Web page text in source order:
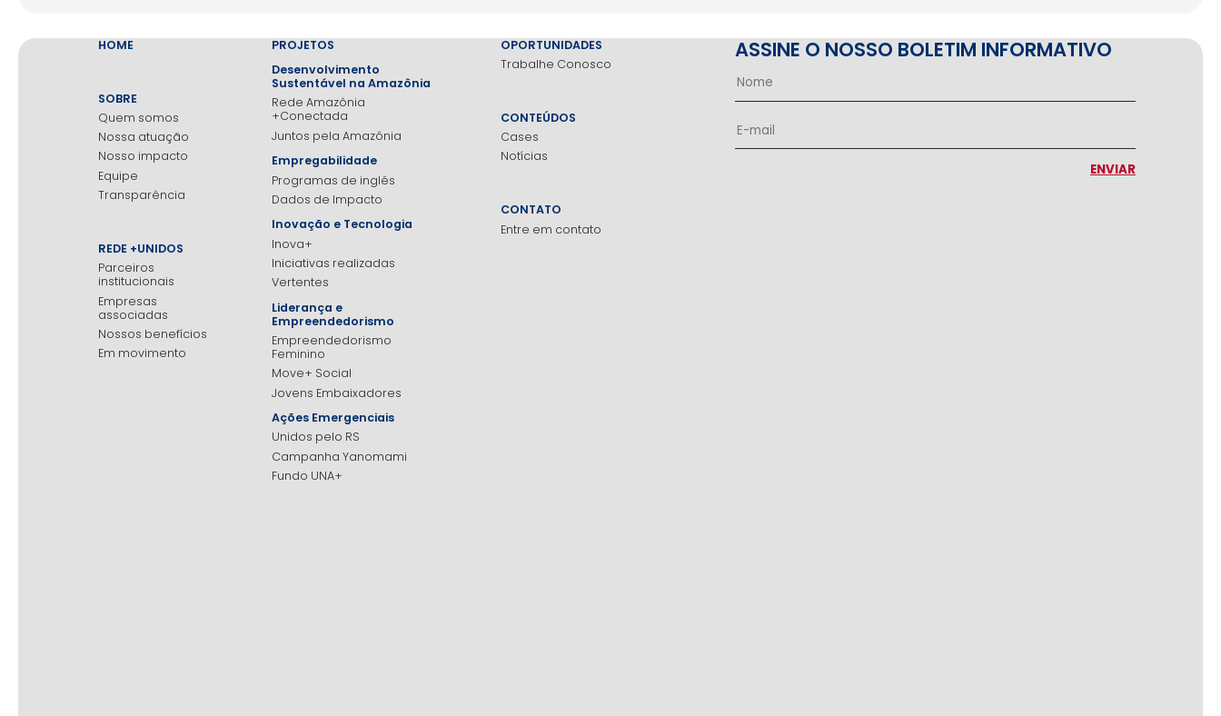
HOME
SOBRE
Quem somos
Nossa atuação
Nosso impacto
Equipe
Transparência
REDE +UNIDOS
Parceiros
institucionais
Empresas
associadas
Nossos benefícios
Em movimento
PROJETOS
Desenvolvimento
Sustentável na Amazônia
Rede Amazônia
+Conectada
Juntos pela Amazônia
Empregabilidade
Programas de inglês
Dados de Impacto
Inovação e Tecnologia
Inova+
Iniciativas realizadas
Vertentes
Liderança e
Empreendedorismo
Empreendedorismo
Feminino
Move+ Social
Jovens Embaixadores
Ações Emergenciais
Unidos pelo RS
Campanha Yanomami
Fundo UNA+
OPORTUNIDADES
Trabalhe Conosco
CONTEÚDOS
Cases
Notícias
CONTATO
Entre em contato
ASSINE O NOSSO BOLETIM INFORMATIVO